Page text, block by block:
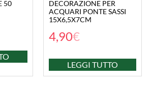
50
DECORAZIONE PER
ACQUARI PONTE SASSI
15X6,5X7CM
4,90€
LEGGI TUTTO